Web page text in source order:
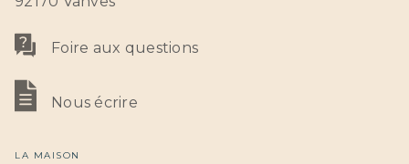
Foire aux questions
Nous écrire
LA MAISON